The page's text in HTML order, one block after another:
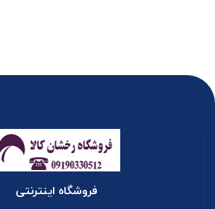
فروشگاه اینترنتی